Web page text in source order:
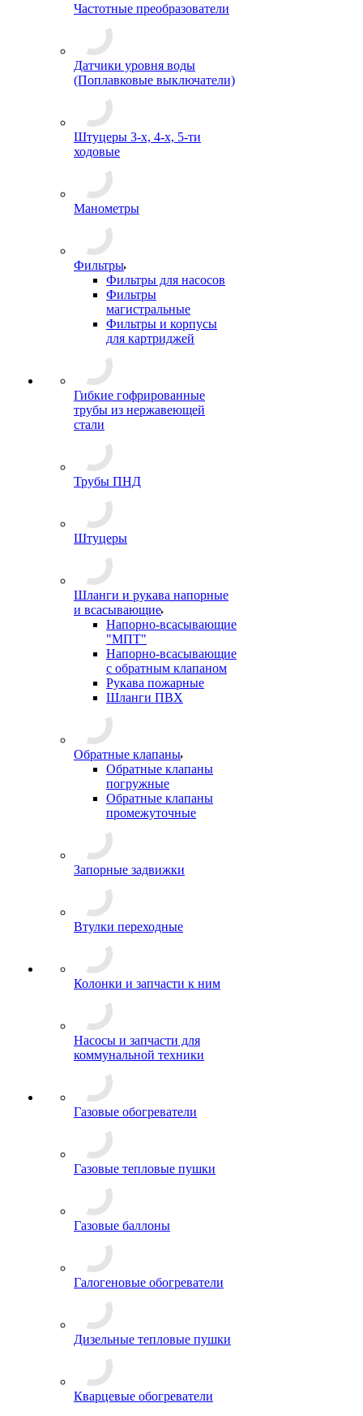
Частотные преобразователи
Датчики уровня воды
(Поплавковые выключатели)
Штуцеры 3-х, 4-х, 5-ти
ходовые
Манометры
Фильтры
Фильтры для насосов
Фильтры
магистральные
Фильтры и корпусы
для картриджей
Гибкие гофрированные
трубы из нержавеющей
стали
Трубы ПНД
Штуцеры
Шланги и рукава напорные
и всасывающие
Напорно-всасывающие
"МПТ"
Напорно-всасывающие
с обратным клапаном
Рукава пожарные
Шланги ПВХ
Обратные клапаны
Обратные клапаны
погружные
Обратные клапаны
промежуточные
Запорные задвижки
Втулки переходные
Колонки и запчасти к ним
Насосы и запчасти для
коммунальной техники
Газовые обогреватели
Газовые тепловые пушки
Газовые баллоны
Галогеновые обогреватели
Дизельные тепловые пушки
Кварцевые обогреватели